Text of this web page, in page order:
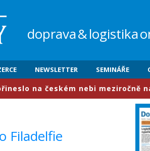
doprava&logistika
NEWSLETTER SEMINÁŘE
na českém nebi meziročně nárůst
Filadelfie